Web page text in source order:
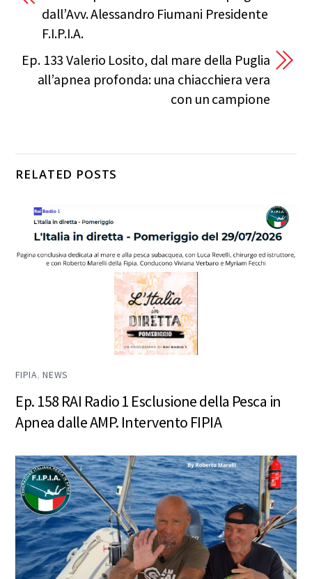
dall’Avv. Alessandro Fiumani Presidente
F.I.P.I.A.
Ep. 133 Valerio Losito, dal mare della Puglia
all’apnea profonda: una chiacchiera vera
con un campione
RELATED POSTS
FIPIA,NEWS
Ep. 158 RAI Radio 1 Esclusione della Pesca in
Apnea dalle AMP. Intervento FIPIA